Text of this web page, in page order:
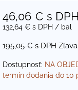
46,06 € s DPH
132,64 € s DPH / bal
195,05 €s DPH
Dostupnosť: NA
termín dodania do 10